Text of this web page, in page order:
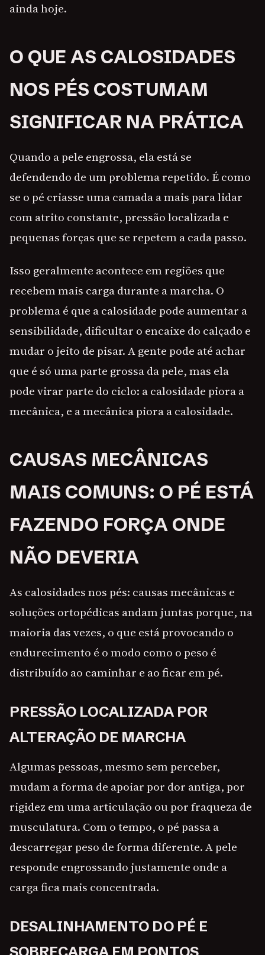
ainda hoje.
O QUE AS CALOSIDADES
NOS PÉS COSTUMAM
SIGNIFICAR NA PRÁTICA
Quando a pele engrossa, ela está se
defendendo de um problema repetido. É como
se o pé criasse uma camada a mais para lidar
com atrito constante, pressão localizada e
pequenas forças que se repetem a cada passo.
Isso geralmente acontece em regiões que
recebem mais carga durante a marcha. O
problema é que a calosidade pode aumentar a
sensibilidade, dificultar o encaixe do calçado e
mudar o jeito de pisar. A gente pode até achar
que é só uma parte grossa da pele, mas ela
pode virar parte do ciclo: a calosidade piora a
mecânica, e a mecânica piora a calosidade.
CAUSAS MECÂNICAS
MAIS COMUNS: O PÉ ESTÁ
FAZENDO FORÇA ONDE
NÃO DEVERIA
As calosidades nos pés: causas mecânicas e
soluções ortopédicas andam juntas porque, na
maioria das vezes, o que está provocando o
endurecimento é o modo como o peso é
distribuído ao caminhar e ao ficar em pé.
PRESSÃO LOCALIZADA POR
ALTERAÇÃO DE MARCHA
Algumas pessoas, mesmo sem perceber,
mudam a forma de apoiar por dor antiga, por
rigidez em uma articulação ou por fraqueza de
musculatura. Com o tempo, o pé passa a
descarregar peso de forma diferente. A pele
responde engrossando justamente onde a
carga fica mais concentrada.
DESALINHAMENTO DO PÉ E